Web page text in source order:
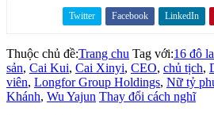
Twitter Facebook LinkedIn
Thuộc chủ đề:Trang chu Tag với:16 đô la
sản, Cai Kui, Cai Xinyi, CEO, chủ tịch,
viên, Longfor Group Holdings, Nữ tỷ
Khánh, Wu Yajun Thay đổi cách nghĩ